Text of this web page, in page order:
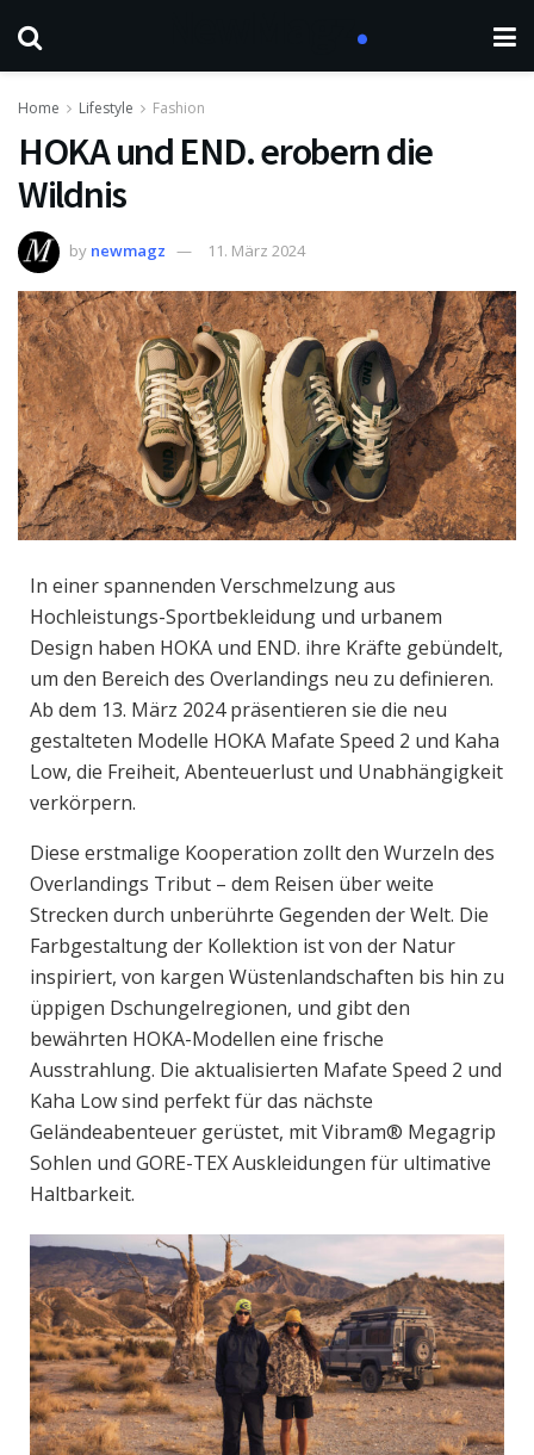
Home Lifestyle Fashion
HOKA und END. erobern die
Wildnis
by newmagz 11. März 2024
In einer spannenden Verschmelzung aus
Hochleistungs-Sportbekleidung und urbanem
Design haben HOKA und END. ihre Kräfte gebündelt,
um den Bereich des Overlandings neu zu definieren.
Ab dem 13. März 2024 präsentieren sie die neu
gestalteten Modelle HOKA Mafate Speed 2 und Kaha
Low, die Freiheit, Abenteuerlust und Unabhängigkeit
verkörpern.
Diese erstmalige Kooperation zollt den Wurzeln des
Overlandings Tribut – dem Reisen über weite
Strecken durch unberührte Gegenden der Welt. Die
Farbgestaltung der Kollektion ist von der Natur
inspiriert, von kargen Wüstenlandschaften bis hin zu
üppigen Dschungelregionen, und gibt den
bewährten HOKA-Modellen eine frische
Ausstrahlung. Die aktualisierten Mafate Speed 2 und
Kaha Low sind perfekt für das nächste
Geländeabenteuer gerüstet, mit Vibram® Megagrip
Sohlen und GORE-TEX Auskleidungen für ultimative
Haltbarkeit.